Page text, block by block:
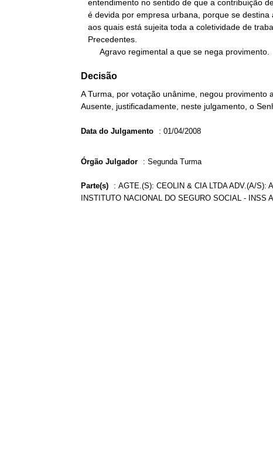
        Agravo regimental a que se nega provimento.
Decisão
A Turma, por votação unânime, negou
Ausente, justificadamente, neste julgamento, o
Data do Julgamento : 01/04/2008
Órgão Julgador : Segunda Turma
Parte(s) : AGTE.(S): CEOLIN & CIA LTDA ADV.(A/S):
INSTITUTO NACIONAL DO SEGURO SOCIAL -